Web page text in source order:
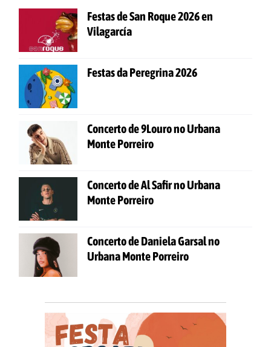
Festas de San Roque 2026 en
Vilagarcía
Festas da Peregrina 2026
Concerto de 9Louro no Urbana
Monte Porreiro
Concerto de Al Safir no Urbana
Monte Porreiro
Concerto de Daniela Garsal no
Urbana Monte Porreiro